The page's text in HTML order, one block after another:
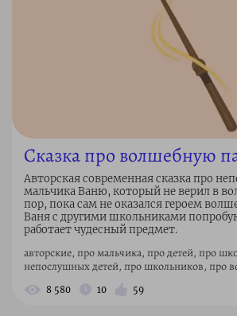
Сказка про волшебную
Авторская современная сказка про
мальчика Ваню, который не верил в
пор, пока сам не оказался героем
Ваня с другими школьниками
работает чудесный предмет.
авторские, про мальчика, про детей, про
непослушных детей, про школьников, про
8 580 10 59